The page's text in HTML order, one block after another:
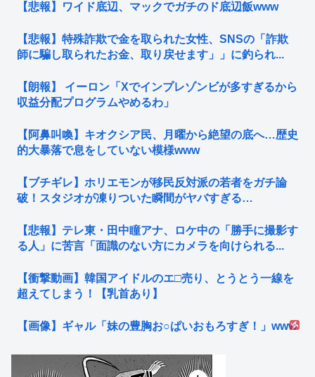
【悲報】ワイド底辺、マックでガチのド底辺飯www
【悲報】特殊詐欺で金を取られた女性、SNSの「詐欺
師に騙し取られたお金、取り戻せます」」に釣られ...
【朗報】 イーロン「Xでインプレゾンビが多すぎるから
収益分配プログラムやめるわ」
【阿鼻叫喚】キオクシア民、月曜から絶望の底へ…歴史
的大暴落で息をしていない模様www
【ブチギレ】ホリエモンが移民反対派の若者をガチ論
破！スタジオが凍りついた瞬間がヤバすぎる…
【悲報】テレ東・田中瞳アナ、ロケ中の「勝手に撮影す
る人」に苦言「面識のない方にカメラを向けられる...
【衝撃動画】韓国アイドルのエ□売り、とうとう一線を
超えてしまう！【乳首あり】
【画像】ギャル「妹の豊胸お○ぱいおもろすぎ！」www